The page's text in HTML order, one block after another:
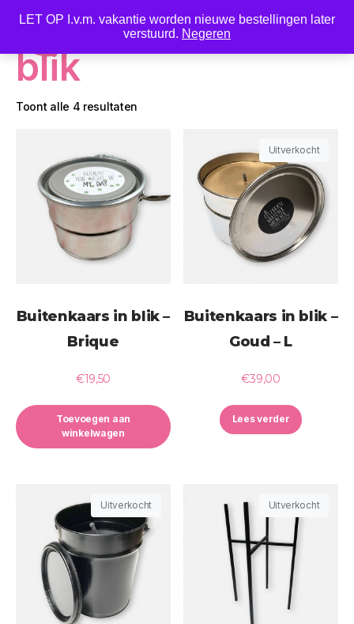
LET OP I.v.m. vakantie worden nieuwe bestellingen later
verstuurd. Negeren
blik
Toont alle 4 resultaten
Buitenkaars in blik –
Brique
€19,50
Toevoegen aan
winkelwagen
Uitverkocht
Buitenkaars in blik –
Goud – L
€39,00
Lees verder
Uitverkocht Uitverkocht